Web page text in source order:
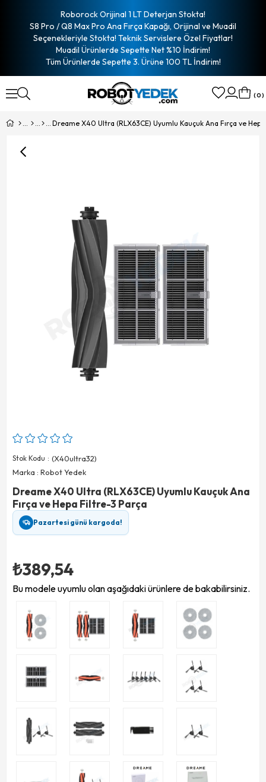
Roborock Orijinal 1 LT Deterjan Stokta!
S8 Pro / Q8 Max Pro Ana Fırça Kapağı, Orijinal ve Muadil
Seçenekleriyle Stokta! Teknik Servislere Özel Fiyatlar!
Muadil Ürünlerde Sepette Net %10 İndirim!
Tüm Ürünlerde Sepette 3. Ürüne 100 TL İndirim!
0
Stok Kodu
(X40ultra32)
Marka : Robot Yedek
Dreame X40 Ultra (RLX63CE) Uyumlu Kauçuk Ana
Fırça ve Hepa Filtre-3 Parça
Pazartesi günü kargoda!
₺389,54
Bu modele uyumlu olan aşağıdaki ürünlere de bakabilirsiniz.